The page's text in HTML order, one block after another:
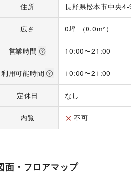
住所 長野県松本市中央4-
広さ 0坪 （0.0m²）
営業時間 10:00〜21:00
利用可能時間 10:00〜21:00
定休日 なし
内覧 不可
面・フロアマップ